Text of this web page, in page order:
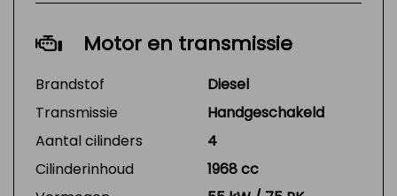
Motor en transmissie
Brandstof
Diesel
Transmissie
Handgeschakeld
Aantal cilinders
4
Cilinderinhoud
1968 cc